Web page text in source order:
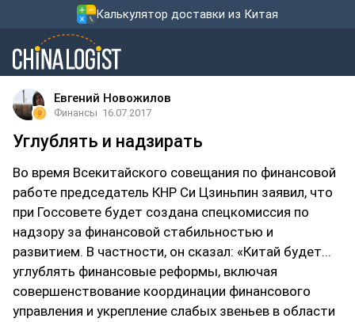
Калькулятор доставки из Китая
Евгений Новожилов
Финансы 16.07.2017
Углублять и надзирать
Во время Всекитайского совещания по финансовой
работе председатель КНР Си Цзиньпин заявил, что
при Госсовете будет создана спецкомиссия по
надзору за финансовой стабильностью и
развитием. В частности, он сказал: «Китай будет...
углублять финансовые реформы, включая
совершенствование координации финансового
управления и укрепление слабых звеньев в области